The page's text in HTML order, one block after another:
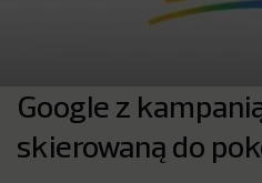
Google z
skierowaną do